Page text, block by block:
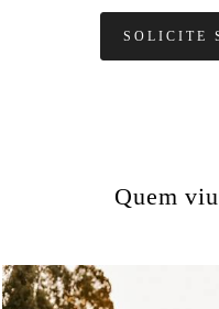
SOLICITE
Quem